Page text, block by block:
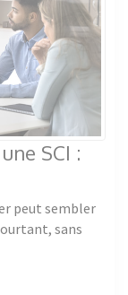
SCI :
peut sembler
sans